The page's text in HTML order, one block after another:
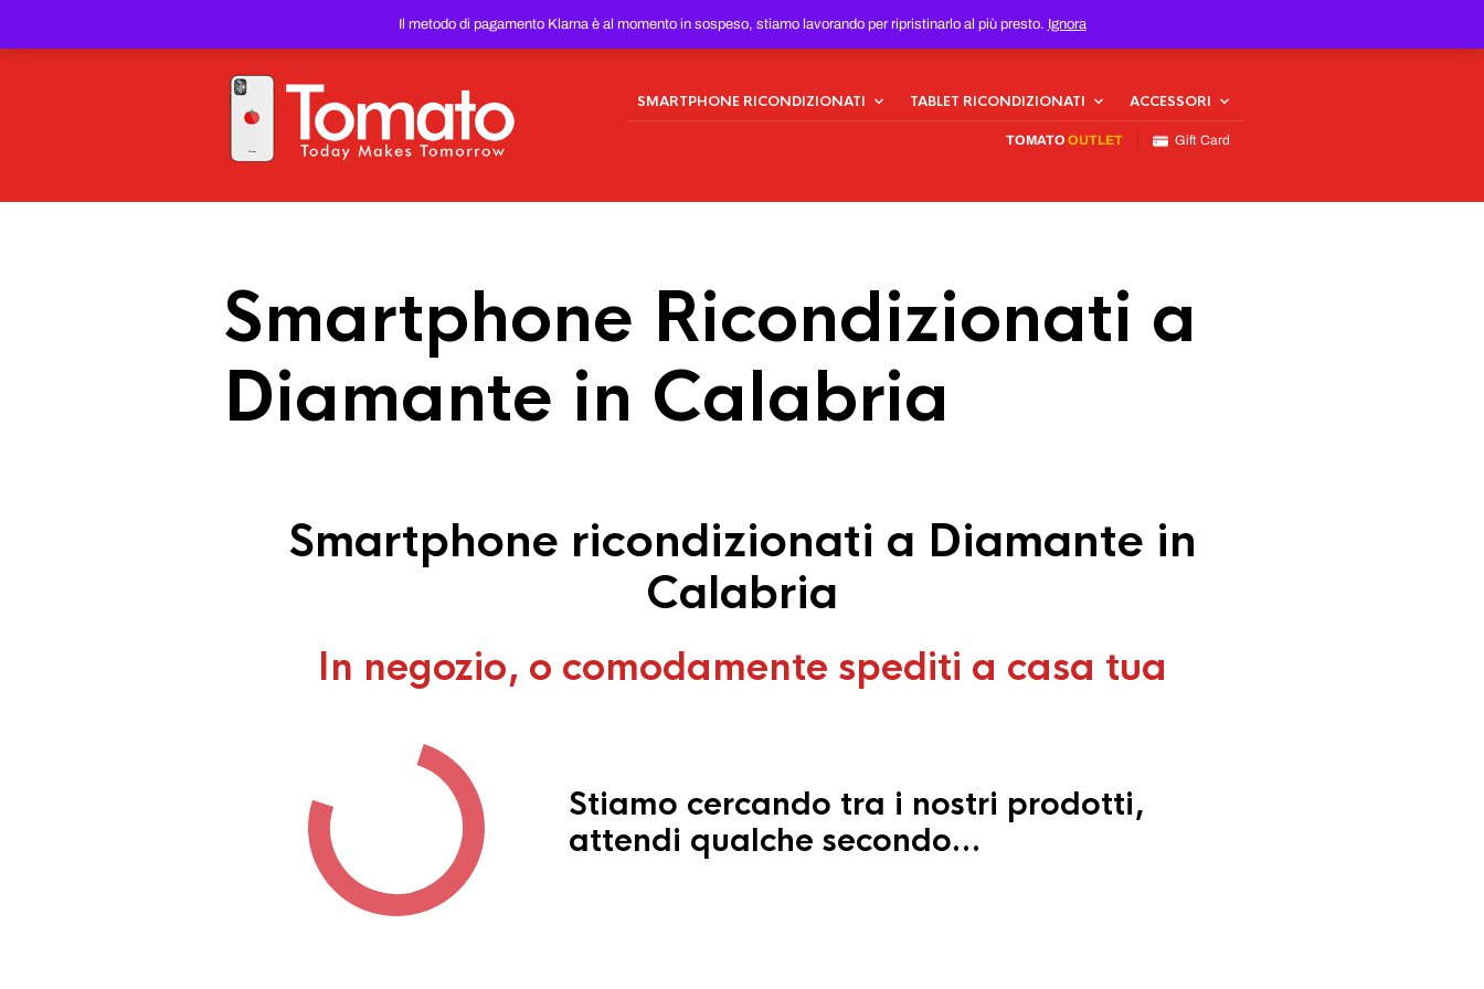
Il metodo di pagamento Klarna è al momento in sospeso, stiamo lavorando per ripristinarlo al più presto. Ignora
PREZZO DEL WEB!
SMARTPHONE RICONDIZIONATI TABLET RICONDIZIONATI ACCESSORI
TOMATO OUTLET Gift Card
Smartphone Ricondizionati a
Diamante in Calabria
Smartphone ricondizionati a Diamante in
Calabria
In negozio, o comodamente spediti a casa tua
Stiamo cercando tra i nostri prodotti,
attendi qualche secondo…